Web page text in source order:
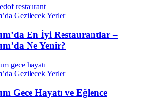
Gezilecek Yerler
En İyi Restaurantlar –
Ne Yenir?
Gezilecek Yerler
Gece Hayatı ve Eğlence